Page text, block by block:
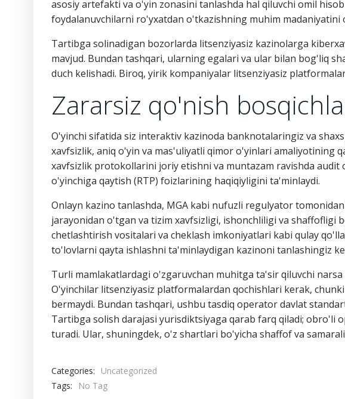
asosiy artefakti va o'yin zonasini tanlashda hal qiluvchi omil
foydalanuvchilarni ro'yxatdan o'tkazishning muhim madaniyatini
Tartibga solinadigan bozorlarda litsenziyasiz kazinolarga
mavjud. Bundan tashqari, ularning egalari va ular bilan bog'liq
duch kelishadi. Biroq, yirik kompaniyalar litsenziyasiz
Zararsiz qo'nish
O'yinchi sifatida siz interaktiv kazinoda banknotalaringiz va
xavfsizlik, aniq o'yin va mas'uliyatli qimor o'yinlari amaliyotining
xavfsizlik protokollarini joriy etishni va muntazam ravishda
o'yinchiga qaytish (RTP) foizlarining haqiqiyligini ta'minlaydi.
Onlayn kazino tanlashda, MGA kabi nufuzli regulyator
jarayonidan o'tgan va tizim xavfsizligi, ishonchliligi va
chetlashtirish vositalari va cheklash imkoniyatlari kabi qulay
to'lovlarni qayta ishlashni ta'minlaydigan kazinoni tanlashingiz
Turli mamlakatlardagi o'zgaruvchan muhitga ta'sir qiluvchi
O'yinchilar litsenziyasiz platformalardan qochishlari kerak,
bermaydi. Bundan tashqari, ushbu tasdiq operator davlat
Tartibga solish darajasi yurisdiktsiyaga qarab farq qiladi;
turadi. Ular, shuningdek, o'z shartlari bo'yicha shaffof va
Categories:
Uncategorized
Tags:
No Tag